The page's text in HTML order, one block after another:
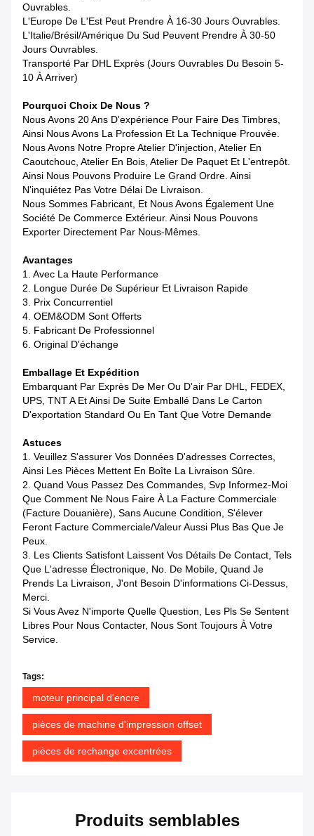
Ouvrables.
L'Europe De L'Est Peut Prendre À 16-30 Jours Ouvrables.
L'Italie/Brésil/Amérique Du Sud Peuvent Prendre À 30-50
Jours Ouvrables.
Transporté Par DHL Exprès (jours Ouvrables Du Besoin 5-
10 À Arriver)
Pourquoi Choix De Nous ?
Nous Avons 20 Ans D'expérience Pour Faire Des Timbres,
Ainsi Nous Avons La Profession Et La Technique Prouvée.
Nous Avons Notre Propre Atelier D'injection, Atelier En
Caoutchouc, Atelier En Bois, Atelier De Paquet Et L'entrepôt.
Ainsi Nous Pouvons Produire Le Grand Ordre. Ainsi
N'inquiétez Pas Votre Délai De Livraison.
Nous Sommes Fabricant, Et Nous Avons Également Une
Société De Commerce Extérieur. Ainsi Nous Pouvons
Exporter Directement Par Nous-Mêmes.
Avantages
1. Avec La Haute Performance
2. Longue Durée De Supérieur Et Livraison Rapide
3. Prix Concurrentiel
4. OEM&ODM Sont Offerts
5. Fabricant De Professionnel
6. Original D'échange
Emballage Et Expédition
Embarquant Par Exprès De Mer Ou D'air Par DHL, FEDEX,
UPS, TNT A Et Ainsi De Suite Emballé Dans Le Carton
D'exportation Standard Ou En Tant Que Votre Demande
Astuces
1. Veuillez S'assurer Vos Données D'adresses Correctes,
Ainsi Les Pièces Mettent En Boîte La Livraison Sûre.
2. Quand Vous Passez Des Commandes, Svp Informez-Moi
Que Comment Ne Nous Faire À La Facture Commerciale
(facture Douanière), Sans Aucune Condition, S'élever
Feront Facture Commerciale/valeur Aussi Plus Bas Que Je
Peux.
3. Les Clients Satisfont Laissent Vos Détails De Contact, Tels
Que L'adresse Électronique, No. De Mobile, Quand Je
Prends La Livraison, J'ont Besoin D'informations Ci-Dessus,
Merci.
Si Vous Avez N'importe Quelle Question, Les Pls Se Sentent
Libres Pour Nous Contacter, Nous Sont Toujours À Votre
Service.
Tags:
moteur principal d'encre
pièces de machine d'impression offset
pièces de rechange excentrées
Produits semblables